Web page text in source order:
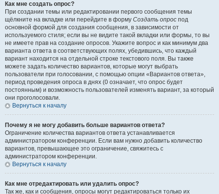
Как мне создать опрос?
При создании темы или редактировании первого сообщения темы
щёлкните на вкладке или перейдите в форму Создать опрос под
основной формой для создания сообщения, в зависимости от
используемого стиля; если вы не видите такой вкладки или формы, то вы
не имеете прав на создание опросов. Укажите вопрос и как минимум два
варианта ответа в соответствующих полях, убедившись, что каждый
вариант находится на отдельной строке текстового поля. Вы также
можете задать количество вариантов, которые могут выбрать
пользователи при голосовании, с помощью опции «Вариантов ответа»,
период проведения опроса в днях (0 означает, что опрос будет
постоянным) и возможность пользователей изменять вариант, за который
они проголосовали.
Вернуться к началу
Почему я не могу добавить больше вариантов ответа?
Ограничение количества вариантов ответа устанавливается
администратором конференции. Если вам нужно добавить количество
вариантов, превышающее это ограничение, свяжитесь с
администратором конференции.
Вернуться к началу
Как мне отредактировать или удалить опрос?
Так же, как и сообщения, опросы могут редактироваться только их